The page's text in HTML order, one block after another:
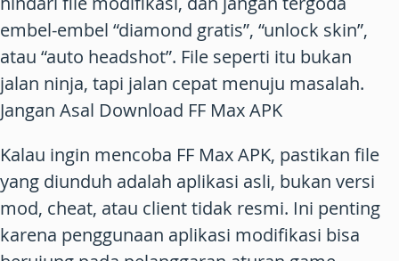
embel-embel “diamond gratis”, “unlock skin”,
atau “auto headshot”. File seperti itu bukan
jalan ninja, tapi jalan cepat menuju masalah.
Jangan Asal Download FF Max APK
Kalau ingin mencoba FF Max APK, pastikan file
yang diunduh adalah aplikasi asli, bukan versi
mod, cheat, atau client tidak resmi. Ini penting
karena penggunaan aplikasi modifikasi bisa